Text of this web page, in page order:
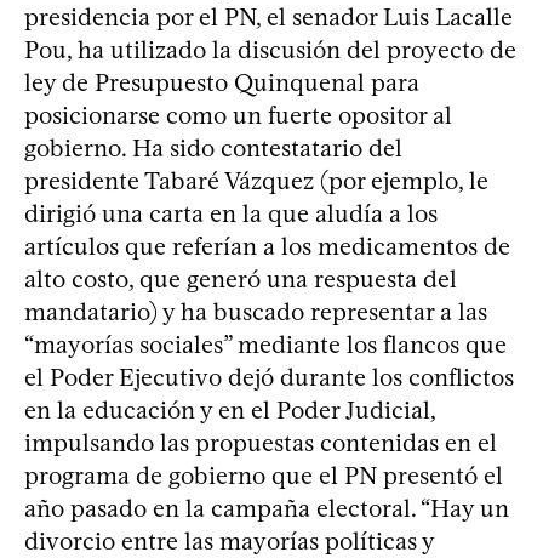
presidencia por el PN, el senador Luis Lacalle
Pou, ha utilizado la discusión del proyecto de
ley de Presupuesto Quinquenal para
posicionarse como un fuerte opositor al
gobierno. Ha sido contestatario del
presidente Tabaré Vázquez (por ejemplo, le
dirigió una carta en la que aludía a los
artículos que referían a los medicamentos de
alto costo, que generó una respuesta del
mandatario) y ha buscado representar a las
“mayorías sociales” mediante los flancos que
el Poder Ejecutivo dejó durante los conflictos
en la educación y en el Poder Judicial,
impulsando las propuestas contenidas en el
programa de gobierno que el PN presentó el
año pasado en la campaña electoral. “Hay un
divorcio entre las mayorías políticas y